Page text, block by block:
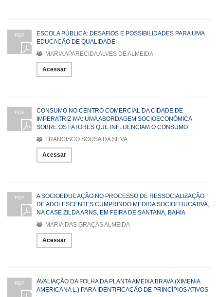
PDF
ESCOLA PÚBLICA: DESAFIOS E POSSIBILIDADES PARA UMA
EDUCAÇÃO DE QUALIDADE
MARIA APARECIDA ALVES DE ALMEIDA
Acessar
PDF
CONSUMO NO CENTRO COMERCIAL DA CIDADE DE
IMPERATRIZ-MA: UMA ABORDAGEM SOCIOECONÔMICA
SOBRE OS FATORES QUE INFLUENCIAM O CONSUMO
FRANCISCO SOUSA DA SILVA
Acessar
PDF
A SOCIOEDUCAÇÃO NO PROCESSO DE RESSOCIALIZAÇÃO
DE ADOLESCENTES CUMPRINDO MEDIDA SOCIOEDUCATIVA,
NA CASE ZILDA ARNS, EM FEIRA DE SANTANA, BAHIA
MARIA DAS GRAÇAS ALMEIDA
Acessar
PDF
AVALIAÇÃO DA FOLHA DA PLANTA AMEIXA BRAVA (XIMENIA
AMERICANA L.) PARA IDENTIFICAÇÃO DE PRINCÍPIOS ATIVOS